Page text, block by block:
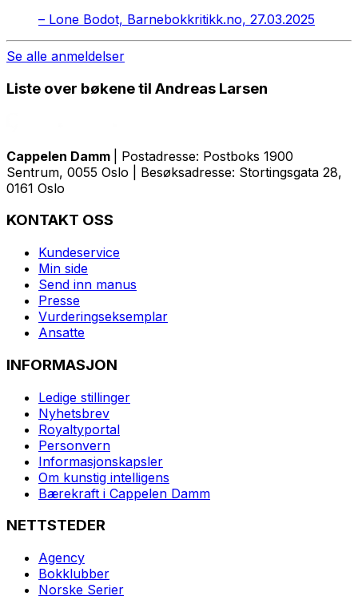
– Lone Bodot, Barnebokkritikk.no, 27.03.2025
Se alle anmeldelser
Liste over bøkene til Andreas Larsen
Cappelen Damm
| Postadresse: Postboks 1900
Sentrum, 0055 Oslo | Besøksadresse: Stortingsgata 28,
0161 Oslo
KONTAKT OSS
Kundeservice
Min side
Send inn manus
Presse
Vurderingseksemplar
Ansatte
INFORMASJON
Ledige stillinger
Nyhetsbrev
Royaltyportal
Personvern
Informasjonskapsler
Om kunstig intelligens
Bærekraft i Cappelen Damm
NETTSTEDER
Agency
Bokklubber
Norske Serier